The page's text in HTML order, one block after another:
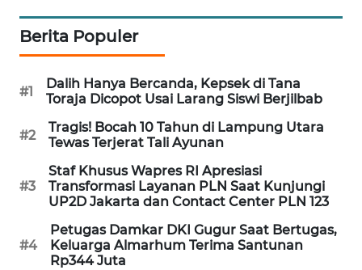
Berita Populer
#1
Dalih Hanya Bercanda, Kepsek di Tana
Toraja Dicopot Usai Larang Siswi Berjilbab
#2
Tragis! Bocah 10 Tahun di Lampung Utara
Tewas Terjerat Tali Ayunan
#3
Staf Khusus Wapres RI Apresiasi
Transformasi Layanan PLN Saat Kunjungi
UP2D Jakarta dan Contact Center PLN 123
#4
Petugas Damkar DKI Gugur Saat Bertugas,
Keluarga Almarhum Terima Santunan
Rp344 Juta
WAHANA
KONSUMEN
LISTRIK
MASYARAKAT
KELISTRIKAN
WALINKI
ID